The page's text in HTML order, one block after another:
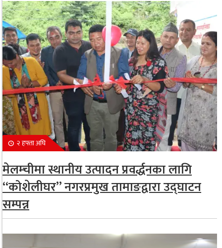
२ हफ्ता अघि
मेलम्चीमा स्थानीय उत्पादन प्रवर्द्धनका लागि
“कोशेलीघर” नगरप्रमुख तामाङद्वारा उद्घाटन
सम्पन्न